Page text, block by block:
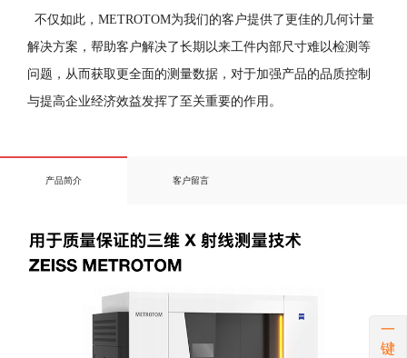
不仅如此，METROTOM为我们的客户提供了更佳的几何计量
解决方案，帮助客户解决了长期以来工件内部尺寸难以检测等
问题，从而获取更全面的测量数据，对于加强产品的品质控制
与提高企业经济效益发挥了至关重要的作用。
产品简介 客户留言
一
键